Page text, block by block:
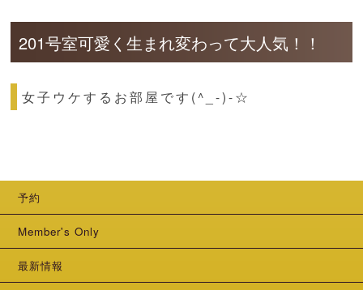
201号室可愛く生まれ変わって大人気！！
女子ウケするお部屋です(^_-)-☆
予約
Member's Only
最新情報